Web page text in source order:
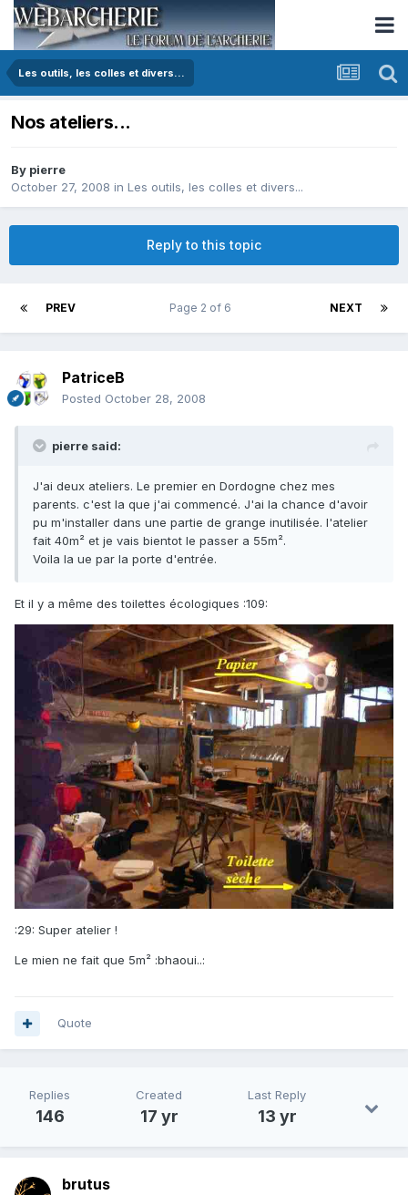
Les outils, les colles et divers...
Nos ateliers...
By pierre
October 27, 2008 in Les outils, les colles et divers...
Reply to this topic
PREV NEXT
Page 2 of 6
PatriceB
Posted October 28, 2008
pierre said:
J'ai deux ateliers. Le premier en Dordogne chez mes
parents. c'est la que j'ai commencé. J'ai la chance d'avoir
pu m'installer dans une partie de grange inutilisée. l'atelier
fait 40m² et je vais bientot le passer a 55m².
Voila la ue par la porte d'entrée.
Et il y a même des toilettes écologiques :109:
:29: Super atelier !
Le mien ne fait que 5m² :bhaoui..:
Quote
Replies
146
Created
17 yr
Last Reply
13 yr
brutus